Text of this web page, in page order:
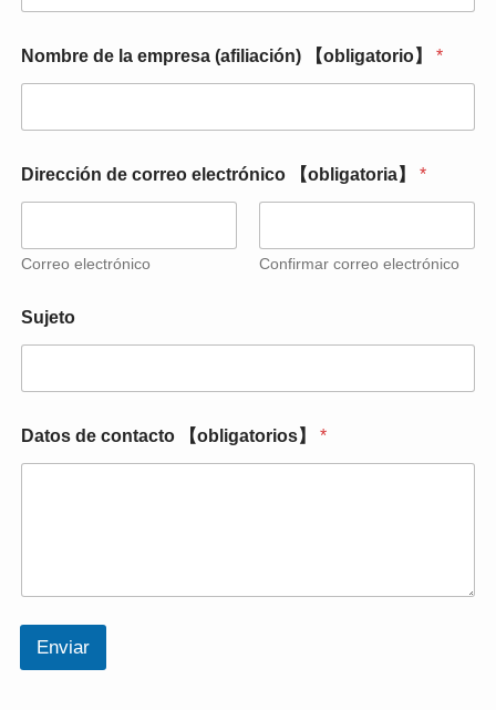
Nombre de la empresa (afiliación) 【obligatorio】 *
Dirección de correo electrónico 【obligatoria】 *
Correo electrónico Confirmar correo electrónico
e
N
r
e
d
Sujeto
Datos de contacto 【obligatorios】 *
Enviar